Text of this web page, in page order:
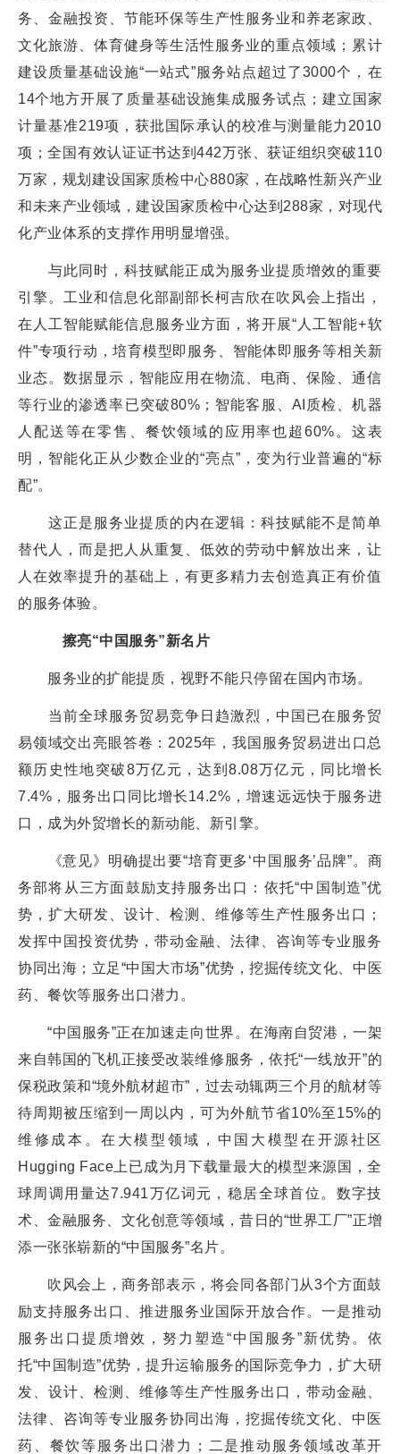
务、金融投资、节能环保等生产性服务业和养老家政、
文化旅游、体育健身等生活性服务业的重点领域；累计
建设质量基础设施“一站式”服务站点超过了3000个，在
14个地方开展了质量基础设施集成服务试点；建立国家
计量基准219项，获批国际承认的校准与测量能力2010
项；全国有效认证证书达到442万张、获证组织突破110
万家，规划建设国家质检中心880家，在战略性新兴产业
和未来产业领域，建设国家质检中心达到288家，对现代
化产业体系的支撑作用明显增强。
与此同时，科技赋能正成为服务业提质增效的重要
引擎。工业和信息化部副部长柯吉欣在吹风会上指出，
在人工智能赋能信息服务业方面，将开展“人工智能+软
件”专项行动，培育模型即服务、智能体即服务等相关新
业态。数据显示，智能应用在物流、电商、保险、通信
等行业的渗透率已突破80%；智能客服、AI质检、机器
人配送等在零售、餐饮领域的应用率也超60%。这表
明，智能化正从少数企业的“亮点”，变为行业普遍的“标
配”。
这正是服务业提质的内在逻辑：科技赋能不是简单
替代人，而是把人从重复、低效的劳动中解放出来，让
人在效率提升的基础上，有更多精力去创造真正有价值
的服务体验。
擦亮“中国服务”新名片
服务业的扩能提质，视野不能只停留在国内市场。
当前全球服务贸易竞争日趋激烈，中国已在服务贸
易领域交出亮眼答卷：2025年，我国服务贸易进出口总
额历史性地突破8万亿元，达到8.08万亿元，同比增长
7.4%，服务出口同比增长14.2%，增速远远快于服务进
口，成为外贸增长的新动能、新引擎。
《意见》明确提出要“培育更多‘中国服务’品牌”。商
务部将从三方面鼓励支持服务出口：依托“中国制造”优
势，扩大研发、设计、检测、维修等生产性服务出口；
发挥中国投资优势，带动金融、法律、咨询等专业服务
协同出海；立足“中国大市场”优势，挖掘传统文化、中医
药、餐饮等服务出口潜力。
“中国服务”正在加速走向世界。在海南自贸港，一架
来自韩国的飞机正接受改装维修服务，依托“一线放开”的
保税政策和“境外航材超市”，过去动辄两三个月的航材等
待周期被压缩到一周以内，可为外航节省10%至15%的
维修成本。在大模型领域，中国大模型在开源社区
Hugging Face上已成为月下载量最大的模型来源国，全
球周调用量达7.941万亿词元，稳居全球首位。数字技
术、金融服务、文化创意等领域，昔日的“世界工厂”正增
添一张张崭新的“中国服务”名片。
吹风会上，商务部表示，将会同各部门从3个方面鼓
励支持服务出口、推进服务业国际开放合作。一是推动
服务出口提质增效，努力塑造“中国服务”新优势。依
托“中国制造”优势，提升运输服务的国际竞争力，扩大研
发、设计、检测、维修等生产性服务出口，带动金融、
法律、咨询等专业服务协同出海，挖掘传统文化、中医
药、餐饮等服务出口潜力；二是推动服务领域改革开